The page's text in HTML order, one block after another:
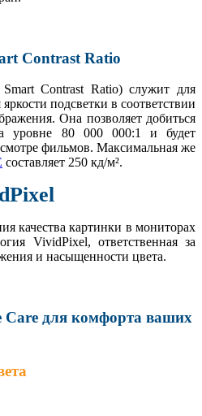
Contrast Ratio
Contrast Ratio) служит для
подсветки в соответствии
Она позволяет добиться
уровне 80 000 000:1 и будет
фильмов. Максимальная же
составляет 250 кд/м².
качества картинки в мониторах
VividPixel, ответственная за
и насыщенности цвета.
Care для комфорта ваших